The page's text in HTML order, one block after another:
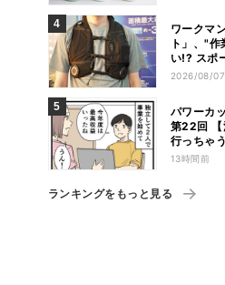
ワークマ
ト」、"
い!? スポ
の熱中症
2026/08/
パワーカ
第22回 【
行っちゃ
ぶ夫婦、
13時間前
ランキングをもっと見る